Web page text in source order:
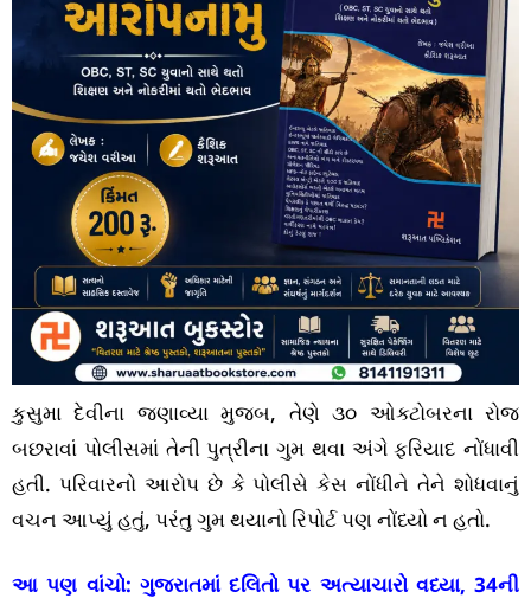
કુસુમા દેવીના જણાવ્યા મુજબ, તેણે ૩૦ ઓક્ટોબરના રોજ
બછરાવાં પોલીસમાં તેની પુત્રીના ગુમ થવા અંગે ફરિયાદ નોંધાવી
હતી. પરિવારનો આરોપ છે કે પોલીસે કેસ નોંધીને તેને શોધવાનું
વચન આપ્યું હતું, પરંતુ ગુમ થયાનો રિપોર્ટ પણ નોંધ્યો ન હતો.
આ પણ વાંચો: ગુજરાતમાં દલિતો પર અત્યાચારો વધ્યા, 34ની